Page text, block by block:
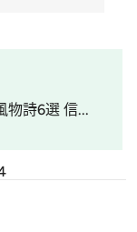
物詩6選 信...